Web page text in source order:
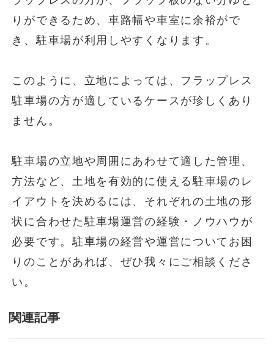
りができるため、車路幅や車室に余裕がで
き、駐車場が利用しやすくなります。
このように、立地によっては、フラップレス
駐車場の方が適しているケースが珍しくあり
ません。
駐車場の立地や周囲にあわせて適した管理、
方法など、土地を有効的に使える駐車場のレ
イアウトを決めるには、それぞれの土地の形
状に合わせた駐車場運営の経験・ノウハウが
必要です。駐車場の経営や運営についてお困
りのことがあれば、ぜひ我々にご相談くださ
い。
関連記事